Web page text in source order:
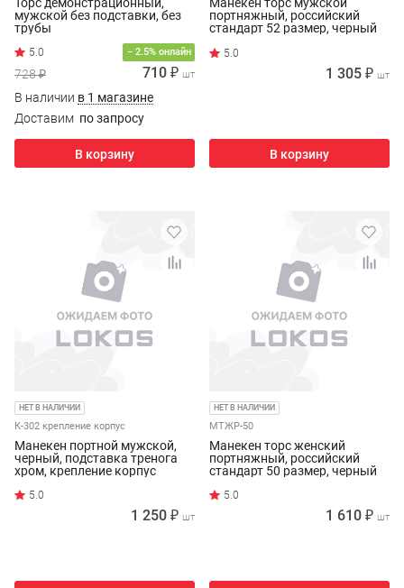
Торс демонстрационный,
мужской без подставки, без
трубы
− 2.5% онлайн
728 ₽ 710 ₽ шт
В наличии в 1 магазине
Доставим по запросу
В корзину
Манекен торс мужской
портняжный, российский
стандарт 52 размер, черный
1 305 ₽ шт
В корзину
НЕТ В НАЛИЧИИ
К-302 крепление корпус
Манекен портной мужской,
черный, подставка тренога
хром, крепление корпус
1 250 ₽ шт
НЕТ В НАЛИЧИИ
МТЖР-50
Манекен торс женский
портняжный, российский
стандарт 50 размер, черный
1 610 ₽ шт